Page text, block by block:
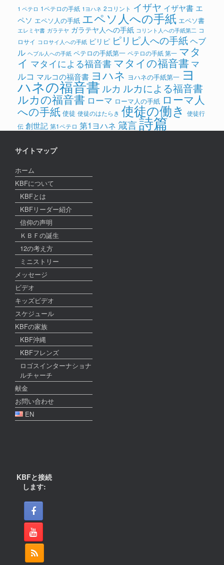
1 ペテロ 1ペテロの手紙 1ヨハネ 2コリント イザヤ イザヤ書 エ
ペソ エペソ人の手紙 エペソ人への手紙 エペソ書
エレミヤ書 ガラテヤ ガラテヤ人への手紙 コリント人への手紙第二 コ
ロサイ コロサイ人への手紙 ピリピ ピリピ人への手紙ヘブ
ル ヘブル人への手紙 ペテロの手紙第一 ペテロの手紙 第一 マタ
イ マタイによる福音書 マタイの福音書 マ
ルコ マルコの福音書 ヨハネ ヨハネの手紙第一 ヨ
ハネの福音書 ルカ ルカによる福音書
ルカの福音書 ローマ ローマ人の手紙 ローマ人
への手紙 使徒 使徒のはたらき 使徒の働き 使徒行
伝 創世記 第1ペテロ 第1ヨハネ 箴言詩篇
サイトマップ
ホーム
KBFについて
KBFとは
KBFリーダー紹介
信仰の声明
ＫＢＦの誕生
12の考え方
ミニストリー
メッセージ
ビデオ
キッズビデオ
スケジュール
KBFの家族
KBF沖縄
KBFフレンズ
ロゴスインターナショナ
ルチャーチ
献金
お問い合わせ
EN
KBFと接続
します: